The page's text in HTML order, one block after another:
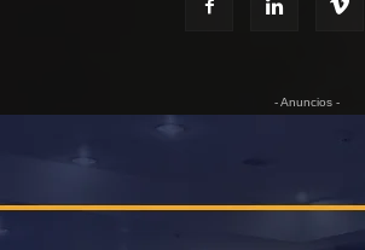
- Anuncios -